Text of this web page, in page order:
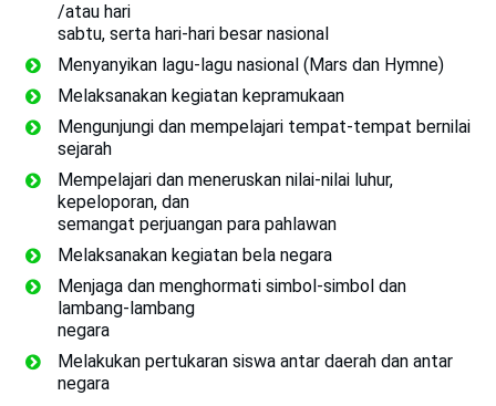
/atau hari
sabtu, serta hari-hari besar nasional
Menyanyikan lagu-lagu nasional (Mars dan Hymne)
Melaksanakan kegiatan kepramukaan
Mengunjungi dan mempelajari tempat-tempat bernilai
sejarah
Mempelajari dan meneruskan nilai-nilai luhur,
kepeloporan, dan
semangat perjuangan para pahlawan
Melaksanakan kegiatan bela negara
Menjaga dan menghormati simbol-simbol dan
lambang-lambang
negara
Melakukan pertukaran siswa antar daerah dan antar
negara